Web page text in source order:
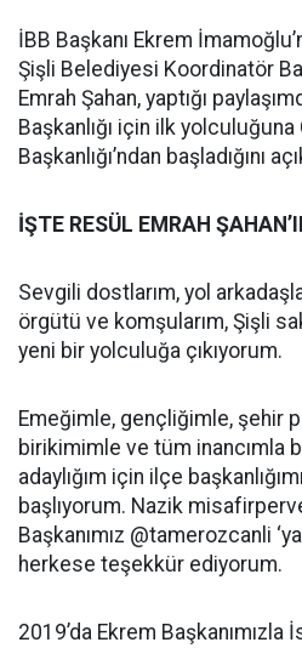
İBB Başkanı Ekrem
Şişli Belediyesi Koordinatör
Emrah Şahan, yaptığı
Başkanlığı için ilk
Başkanlığı’ndan başladığını
İŞTE RESÜL EMRAH
Sevgili dostlarım, yol
örgütü ve komşularım, Şişli
yeni bir yolculuğa çıkıyorum.
Emeğimle, gençliğimle, şehir
birikimimle ve tüm inancımla
adaylığım için ilçe
başlıyorum. Nazik
Başkanımız @tamerozcanli
herkese teşekkür ediyorum.
2019’da Ekrem Başkanımızla